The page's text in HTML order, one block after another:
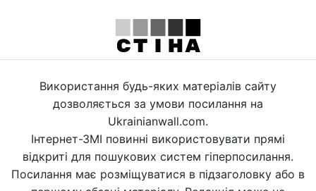
Використання будь-яких матеріалів сайту
дозволяється за умови посилання на
Ukrainianwall.com.
Інтернет-ЗМІ повинні використовувати прямі
відкриті для пошукових систем гіперпосилання.
Посилання має розміщуватися в підзаголовку або в